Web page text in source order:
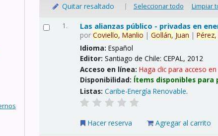
Quitar resaltado | Seleccionar todo Limpiar
1. Las alianzas público - privadas en
porCoviello, Manlio |Gollán, Juan |Pérez,
Idioma:Español
Editor:Santiago de Chile: CEPAL, 2012
Acceso en línea:Haga clic para acceso
Disponibilidad: Ítems disponibles
Listas: Caribe-Energía Renovable.
Hacer reserva Agregar al carrito